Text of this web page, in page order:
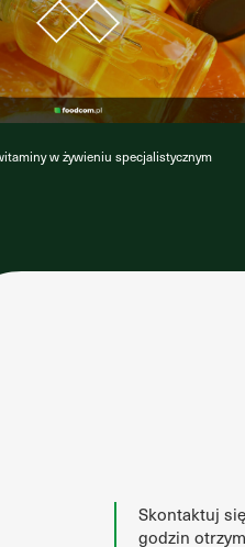
w żywieniu specjalistycznym
Skontaktuj
godzin